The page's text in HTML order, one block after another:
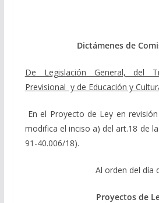
Dictámenes de
De Legislación General, del
Previsional y de Educación y
En el Proyecto de Ley en
modifica el inciso a) del art.18 de
91-40.006/18).
Al orden del día
Proyectos de